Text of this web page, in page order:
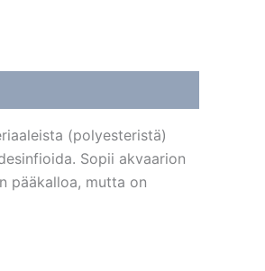
(polyesteristä)
Sopii akvaarion
pääkalloa, mutta on